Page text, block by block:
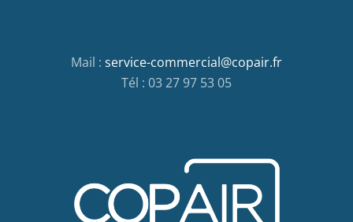
Mail : service-commercial@copair.fr
Tél : 03 27 97 53 05